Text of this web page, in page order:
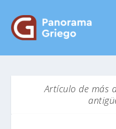
Artículo de más